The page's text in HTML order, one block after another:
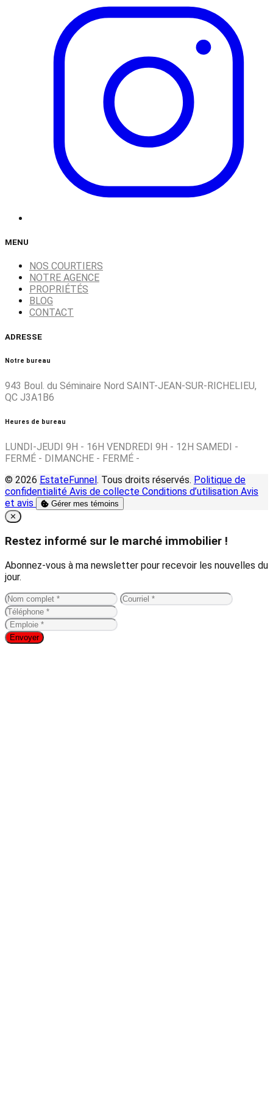
MENU
NOS COURTIERS
NOTRE AGENCE
PROPRIÉTÉS
BLOG
CONTACT
ADRESSE
Notre bureau
943 Boul. du Séminaire Nord SAINT-JEAN-SUR-RICHELIEU,
QC J3A1B6
Heures de bureau
LUNDI-JEUDI 9H - 16H VENDREDI 9H - 12H SAMEDI -
FERMÉ - DIMANCHE - FERMÉ -
© 2026 EstateFunnel . Tous droits réservés. Politique de
confidentialité Avis de collecte Conditions d’utilisation Avis
et avis
Gérer mes témoins
Close
✕
Restez informé sur le marché immobilier !
Abonnez-vous à ma newsletter pour recevoir les nouvelles du
jour.
Envoyer